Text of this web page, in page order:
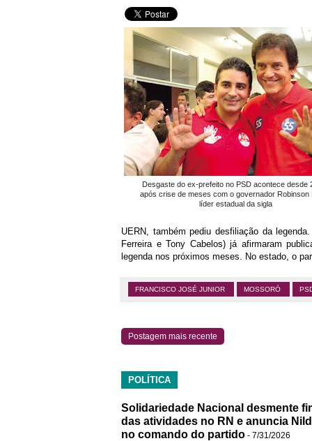
Desgaste do ex-prefeito no PSD acontece desde
após crise de meses com o governador Robinson
líder estadual da sigla
UERN, também pediu desfiliação da
Ferreira e Tony Cabelos) já afirmaram
legenda nos próximos meses. No estado, o
FRANCISCO JOSÉ JUNIOR MOSSORÓ
Postagem mais recente
POLÍTICA
Solidariedade Nacional desmente
das atividades no RN e anuncia
no comando do partido - 7/31/2026